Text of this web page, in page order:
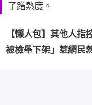
了蹭熱度。
【懶人包】其他人
被檢舉下架」惹網民